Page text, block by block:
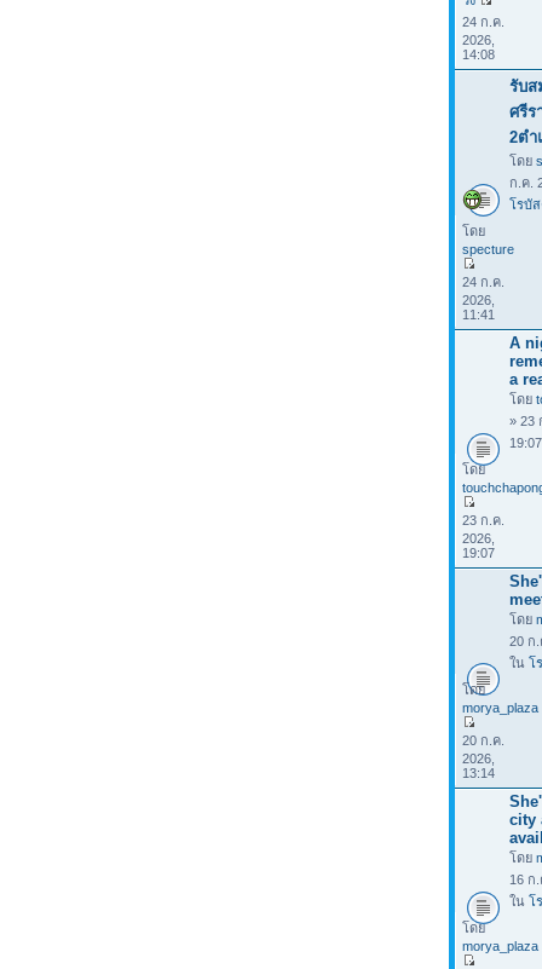
24 ก.ค.
2026,
14:08
รับส
ศรีร
2ตำ
โดย
ก.ค.
โรบั
โดย
specture
24 ก.ค.
2026,
11:41
A
a
โดย
» 23
โดย
23 ก.ค.
2026,
19:07
โดย
20 ก.
ใน โ
โดย
morya_plaza
20 ก.ค.
2026,
13:14
city
โดย
16 ก
ใน โ
โดย
morya_plaza